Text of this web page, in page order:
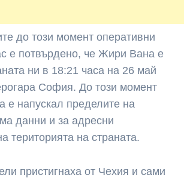
до този момент оперативни
е потвърдено, че Жири Вана е
ни в 18:21 часа на 26 май
София. До този момент
е напускал пределите на
данни и за адресни
територията на страната.
пристигнаха от Чехия и сами